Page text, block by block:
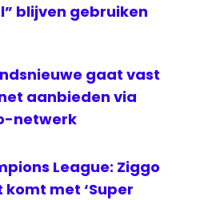
blijven gebruiken
gaat vast
aanbieden via
netwerk
League: Ziggo
komt met ‘Super